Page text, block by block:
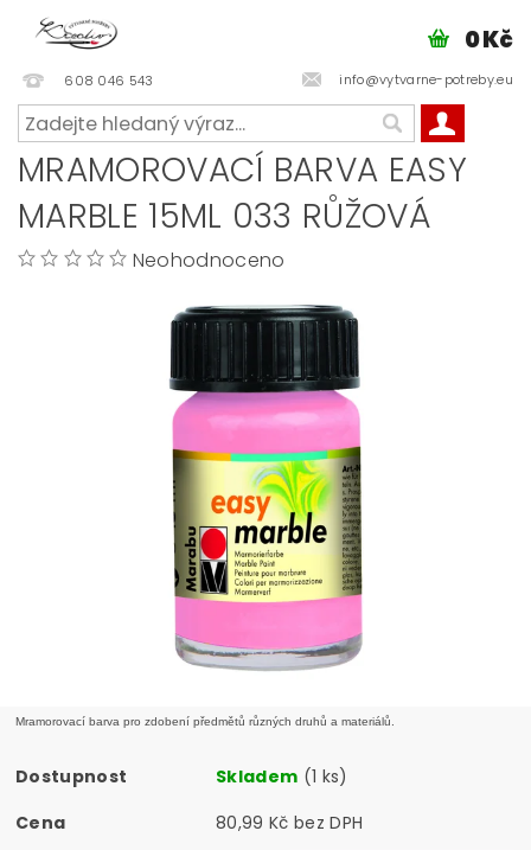
608 046 543 info@vytvarne-potreby.eu
0 Kč
MRAMOROVACÍ BARVA EASY
MARBLE 15ML 033 RŮŽOVÁ
Neohodnoceno
Mramorovací barva pro zdobení předmětů různých druhů a materiálů.
Dostupnost Skladem (1 ks)
Cena
80,99 Kč bez DPH